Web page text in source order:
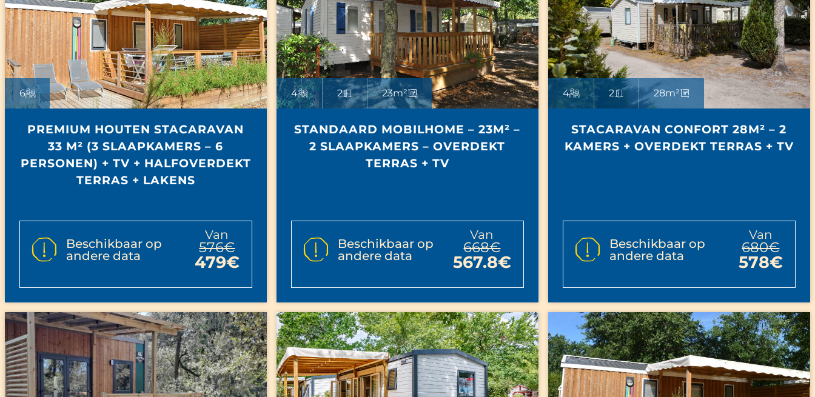
6
PREMIUM HOUTEN STACARAVAN
33 M² (3 SLAAPKAMERS – 6
PERSONEN) + TV + HALFOVERDEKT
TERRAS + LAKENS
Beschikbaar op
andere data
van
576€
479€
4 2 28m²
STACARAVAN CONFORT 28M² – 2
KAMERS + OVERDEKT TERRAS + TV
Beschikbaar op
andere data
van
680€
578€
4 2 23m²
STANDAARD MOBILHOME – 23M² –
2 SLAAPKAMERS – OVERDEKT
TERRAS + TV
Beschikbaar op
andere data
van
668€
567.8€